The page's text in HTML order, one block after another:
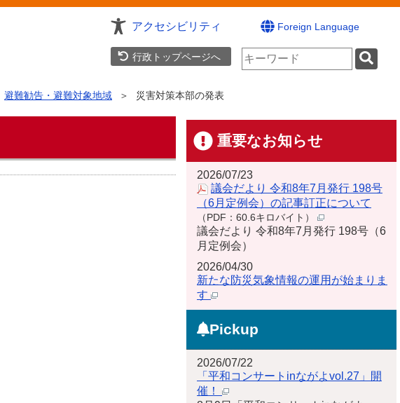
アクセシビリティ Foreign Language
行政トップページへ
検
索
ー
ド
避難勧告・避難対象地域 災害対策本部の発表
重要なお知らせ
2026/07/23
議会だより 令和8年7月発行 198号
（6月定例会）の記事訂正について
（PDF：60.6キロバイト）
議会だより 令和8年7月発行 198号（6
月定例会）
2026/04/30
新たな防災気象情報の運用が始まりま
す
Pickup
2026/07/22
「平和コンサートinながよvol.27」開
催！